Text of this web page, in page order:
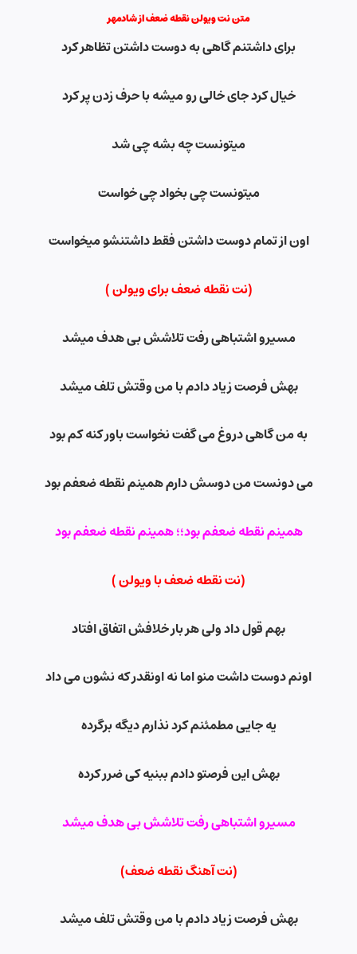
متن نت ویولن نقطه ضعف از شادمهر
برای داشتنم گاهی به دوست داشتن تظاهر کرد
خیال کرد جای خالی رو میشه با حرف زدن پر کرد
میتونست چه بشه چی شد
میتونست چی بخواد چی خواست
اون از تمام دوست داشتن فقط داشتنشو میخواست
(نت نقطه ضعف برای ویولن )
مسیرو اشتباهی رفت تلاشش بی هدف میشد
بهش فرصت زیاد دادم با من وقتش تلف میشد
به من گاهی دروغ می گفت نخواست باور کنه کم بود
می دونست من دوسش دارم همینم نقطه ضعفم بود
همینم نقطه ضعفم بود؛؛ همینم نقطه ضعفم بود
(نت نقطه ضعفبا ویولن )
بهم قول داد ولی هر بار خلافش اتفاق افتاد
اونم دوست داشت منو اما نه اونقدر که نشون می داد
یه جایی مطمئنم کرد نذارم دیگه برگرده
بهش این فرصتو دادم ببنیه کی ضرر کرده
مسیرو اشتباهی رفت تلاشش بی هدف میشد
(نت آهنگ نقطه ضعف)
بهش فرصت زیاد دادم با من وقتش تلف میشد